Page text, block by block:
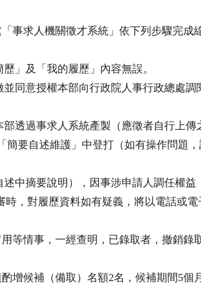
事求人機關徵才系統」依下列步驟完
」及「我的履歷」內容無誤。
同意授權本部向行政院人事行政總處
透過事求人系統產製（應徵者自行上
要自述維護」中登打（如有操作問題
中摘要說明），因事涉申請人調任權
，對履歷資料如有疑義，將以電話或
等情事，一經查明，已錄取者，撤銷
增候補（備取）名額2名，候補期間5